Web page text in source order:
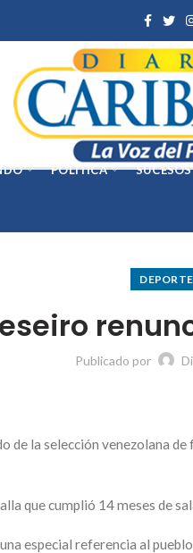
POLÍTICA SUCESOS
Publicado por
la selección venezolana
que cumplió 14 meses de
especial referencia al